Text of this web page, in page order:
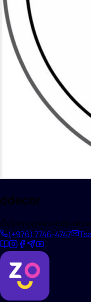
ddecor
Дэлгүүрийн
(+976) 7746-4747